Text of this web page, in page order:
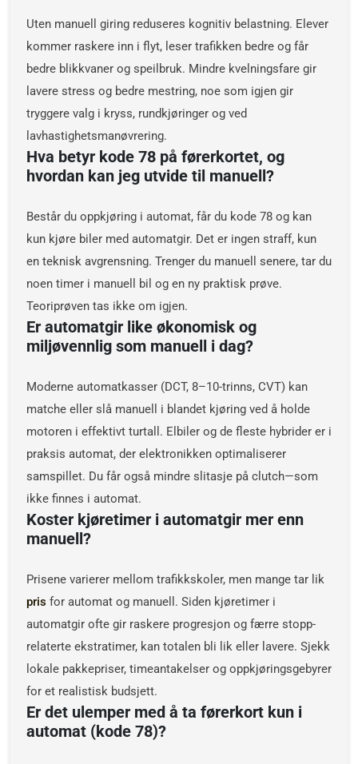
Uten manuell giring reduseres kognitiv belastning. Elever
kommer raskere inn i flyt, leser trafikken bedre og får
bedre blikkvaner og speilbruk. Mindre kvelningsfare gir
lavere stress og bedre mestring, noe som igjen gir
tryggere valg i kryss, rundkjøringer og ved
lavhastighetsmanøvrering.
Hva betyr kode 78 på førerkortet, og
hvordan kan jeg utvide til manuell?
Består du oppkjøring i automat, får du kode 78 og kan
kun kjøre biler med automatgir. Det er ingen straff, kun
en teknisk avgrensning. Trenger du manuell senere, tar du
noen timer i manuell bil og en ny praktisk prøve.
Teoriprøven tas ikke om igjen.
Er automatgir like økonomisk og
miljøvennlig som manuell i dag?
Moderne automatkasser (DCT, 8–10-trinns, CVT) kan
matche eller slå manuell i blandet kjøring ved å holde
motoren i effektivt turtall. Elbiler og de fleste hybrider er i
praksis automat, der elektronikken optimaliserer
samspillet. Du får også mindre slitasje på clutch—som
ikke finnes i automat.
Koster kjøretimer i automatgir mer enn
manuell?
Prisene varierer mellom trafikkskoler, men mange tar lik
pris for automat og manuell. Siden kjøretimer i
automatgir ofte gir raskere progresjon og færre stopp-
relaterte ekstratimer, kan totalen bli lik eller lavere. Sjekk
lokale pakkepriser, timeantakelser og oppkjøringsgebyrer
for et realistisk budsjett.
Er det ulemper med å ta førerkort kun i
automat (kode 78)?